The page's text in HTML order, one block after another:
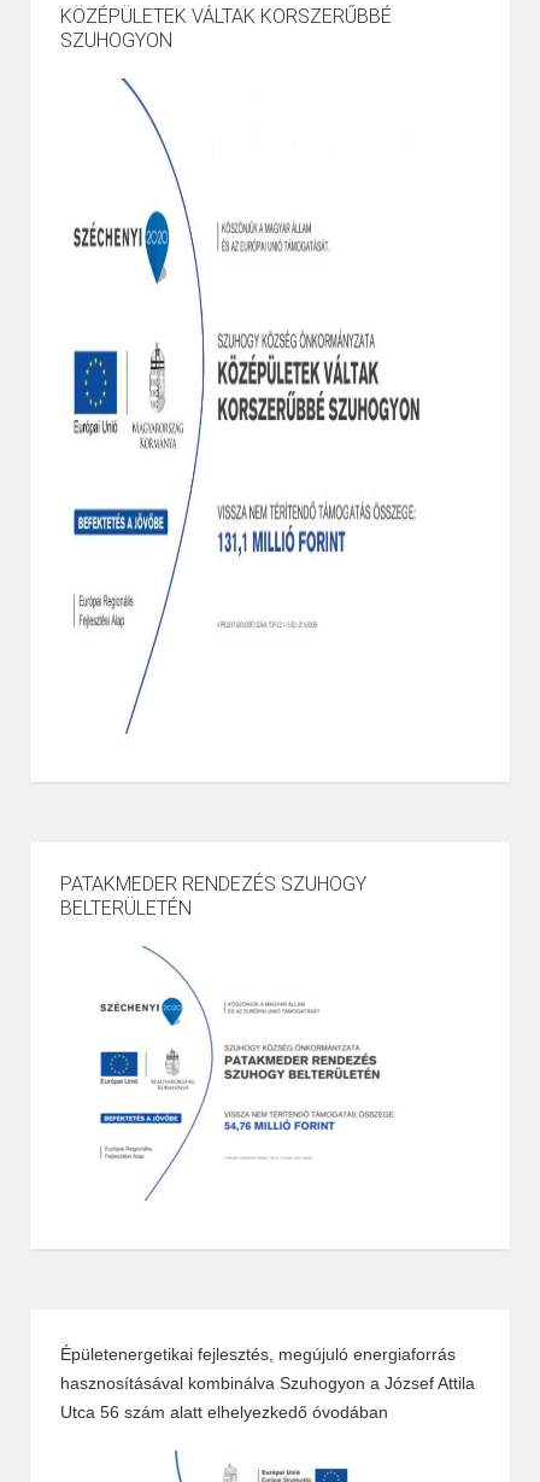
KÖZÉPÜLETEK VÁLTAK KORSZERŰBBÉ
SZUHOGYON
PATAKMEDER RENDEZÉS SZUHOGY
BELTERÜLETÉN
Épületenergetikai fejlesztés, megújuló energiaforrás
hasznosításával kombinálva Szuhogyon a József Attila
Utca 56 szám alatt elhelyezkedő óvodában